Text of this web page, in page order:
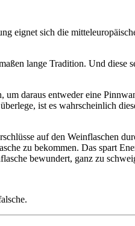
eignet sich die
lange Tradition. Und diese
daraus entweder eine
ist es wahrscheinlich
auf den Weinflaschen
zu bekommen. Das spart
bewundert, ganz zu